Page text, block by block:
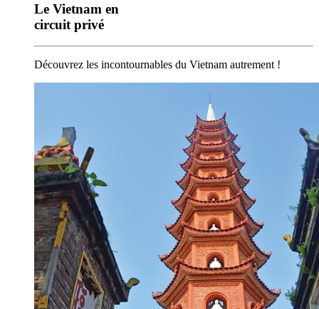
Le Vietnam en
circuit privé
Découvrez les incontournables du Vietnam autrement !